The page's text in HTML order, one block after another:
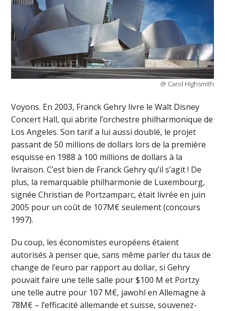
@ Carol Highsmith
Voyons. En 2003, Franck Gehry livre le Walt Disney
Concert Hall, qui abrite l’orchestre philharmonique de
Los Angeles. Son tarif a lui aussi doublé, le projet
passant de 50 millions de dollars lors de la première
esquisse en 1988 à 100 millions de dollars à la
livraison. C’est bien de Franck Gehry qu’il s’agit ! De
plus, la remarquable philharmonie de Luxembourg,
signée Christian de Portzamparc, était livrée en juin
2005 pour un coût de 107M€ seulement (concours
1997).
Du coup, les économistes européens étaient
autorisés à penser que, sans même parler du taux de
change de l’euro par rapport au dollar, si Gehry
pouvait faire une telle salle pour $100 M et Portzy
une telle autre pour 107 M€, jawohl en Allemagne à
78M€ – l’efficacité allemande et suisse, souvenez-